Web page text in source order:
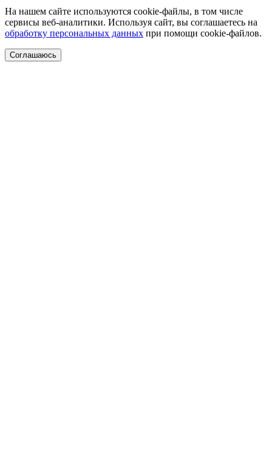
На нашем сайте используются cookie-файлы, в том числе
сервисы веб-аналитики. Используя сайт, вы соглашаетесь на
обработку персональных данных при помощи cookie-файлов.
Соглашаюсь